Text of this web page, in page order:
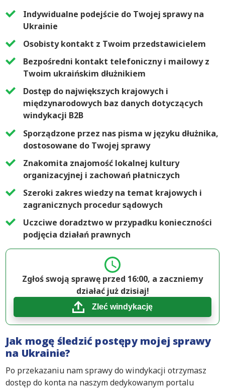
Indywidualne podejście do Twojej sprawy na
Ukrainie
Osobisty kontakt z Twoim przedstawicielem
Bezpośredni kontakt telefoniczny i mailowy z
Twoim ukraińskim dłużnikiem
Dostęp do największych krajowych i
międzynarodowych baz danych dotyczących
windykacji B2B
Sporządzone przez nas pisma w języku dłużnika,
dostosowane do Twojej sprawy
Znakomita znajomość lokalnej kultury
organizacyjnej i zachowań płatniczych
Szeroki zakres wiedzy na temat krajowych i
zagranicznych procedur sądowych
Uczciwe doradztwo w przypadku konieczności
podjęcia działań prawnych
Zgłoś swoją sprawę przed 16:00, a zaczniemy
działać już dzisiaj!
Zleć windykację
Jak mogę śledzić postępy mojej sprawy
na Ukrainie?
Po przekazaniu nam sprawy do windykacji otrzymasz
dostęp do konta na naszym dedykowanym portalu